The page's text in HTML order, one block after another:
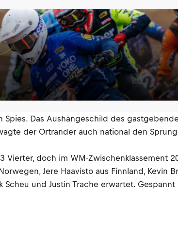
Das Aushängeschild des
der Ortrander auch national den
Vierter, doch im WM-Zwischenklassement
Jere Haavisto aus Finnland, Kevin
und Justin Trache erwartet.